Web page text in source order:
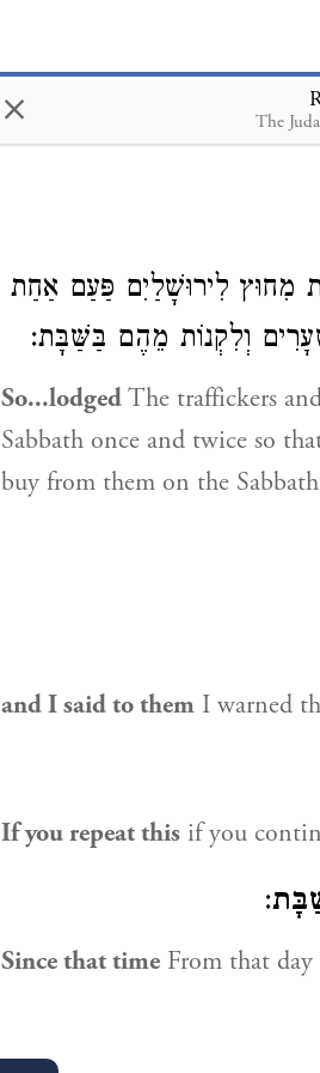
× The
מִחוּץ לִירוּשָׁלַיִם פַּעַם אַחַת
וְלִקְנוֹת מֵהֶם בַּשַּׁבָּת:
So...lodgedThe traffickers
Sabbath once and twice so
buy from them on the
and I said to them I warned
If you repeat this if you
:
Since that time From that